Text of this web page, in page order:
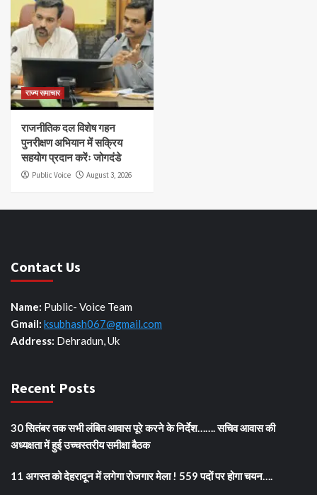
राज्य समाचार
राजनीतिक दल विशेष गहन
पुनरीक्षण अभियान में सक्रिय
सहयोग प्रदान करेंः जोगदंडे
Public Voice August 3, 2026
Contact Us
Name: Public- Voice Team
Gmail: ksubhash067@gmail.com
Address: Dehradun, Uk
Recent Posts
30 सितंबर तक सभी लंबित आवास पूरे करने के निर्देश……. सचिव आवास की
अध्यक्षता में हुई उच्चस्तरीय समीक्षा बैठक
11 अगस्त को देहरादून में लगेगा रोजगार मेला ! 559 पदों पर होगा चयन….